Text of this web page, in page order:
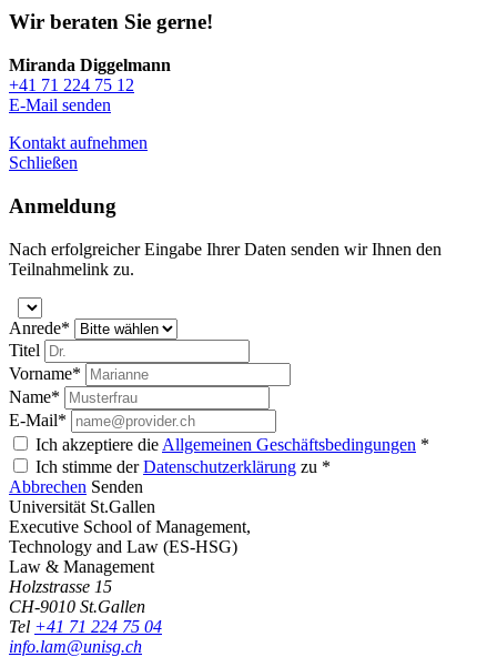
Wir beraten Sie gerne!
Miranda Diggelmann
+41 71 224 75 12
E-Mail senden
Kontakt aufnehmen
Schließen
Anmeldung
Nach erfolgreicher Eingabe Ihrer Daten senden wir Ihnen den
Teilnahmelink zu.
Anrede*
Titel
Vorname*
Name*
E-Mail*
Ich akzeptiere die Allgemeinen Geschäftsbedingungen *
Ich stimme derDatenschutzerklärung zu *
Abbrechen Senden
Universität St.Gallen
Executive School of Management,
Technology and Law (ES-HSG)
Law & Management
Holzstrasse 15
CH-9010 St.Gallen
Tel +41 71 224 75 04
info.lam@unisg.ch